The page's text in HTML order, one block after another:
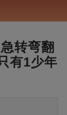
转弯翻
有1少年